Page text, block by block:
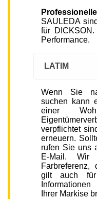
SAULEDA
für
Performance.
LATIM
Wenn Sie
suchen kann
einer
verpflichtet
erneuern.
rufen Sie uns
E-Mail. Wir
gilt auch
Ihrer Markise